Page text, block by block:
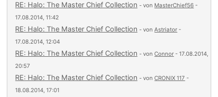
RE: Halo: The Master Chief Collection - von MasterChief56 -
17.08.2014, 11:42
RE: Halo: The Master Chief Collection - vonAstriator -
17.08.2014, 12:04
RE: Halo: The Master Chief Collection - vonConnor - 17.08.2014,
20:57
RE: Halo: The Master Chief Collection - vonCRONIX 117 -
18.08.2014, 17:01